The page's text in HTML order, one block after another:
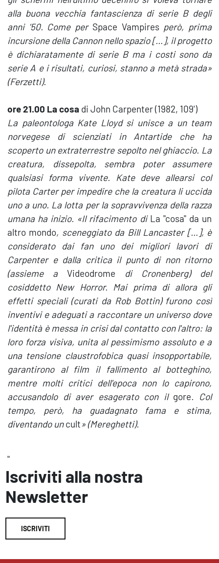
alla buona vecchia fantascienza di serie B degli
anni '50. Come perSpace Vampires però, prima
incursione della Cannon nello spazio […], il progetto
è dichiaratamente di serie B ma i costi sono da
serie A e i risultati, curiosi, stanno a metà strada»
(Ferzetti).
ore 21.00 La cosa di John Carpenter (1982, 109')
La paleontologa Kate Lloyd si unisce a un team
norvegese di scienziati in Antartide che ha
scoperto un extraterrestre sepolto nel ghiaccio. La
creatura, dissepolta, sembra poter assumere
qualsiasi forma vivente. Kate deve allearsi col
pilota Carter per impedire che la creatura li uccida
uno a uno. La lotta per la sopravvivenza della razza
umana ha inizio. «Il rifacimento diLa "cosa" da un
altro mondo, sceneggiato da Bill Lancaster […], è
considerato dai fan uno dei migliori lavori di
Carpenter e dalla critica il punto di non ritorno
(assieme aVideodrome di Cronenberg) del
cosiddetto New Horror. Mai prima di allora gli
effetti speciali (curati da Rob Bottin) furono così
inventivi e adeguati a raccontare un universo dove
l'identità è messa in crisi dal contatto con l'altro: la
loro forza visiva, unita al pessimismo assoluto e a
una tensione claustrofobica quasi insopportabile,
garantirono al film il fallimento al botteghino,
mentre molti critici dell'epoca non lo capirono,
accusandolo di aver esagerato con ilgore. Col
tempo, però, ha guadagnato fama e stima,
diventando uncult» (Mereghetti).
"
Iscriviti alla nostra
Newsletter
ISCRIVITI